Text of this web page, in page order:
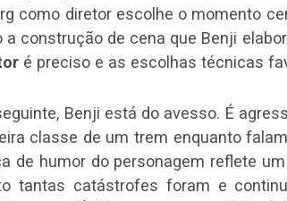
como diretor escolhe o momento
a construção de cena que Benji
é preciso e as escolhas técnicas
Benji está do avesso. É
classe de um trem enquanto
de humor do personagem reflete
tantas catástrofes foram e